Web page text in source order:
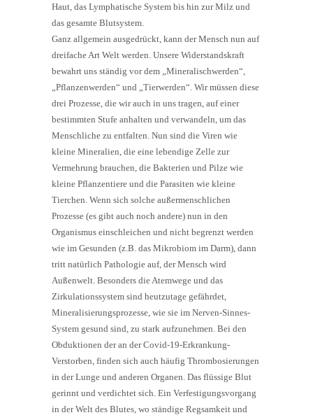
Haut, das Lymphatische System bis hin zur Milz und
das gesamte Blutsystem.
Ganz allgemein ausgedrückt, kann der Mensch nun auf
dreifache Art Welt werden. Unsere Widerstandskraft
bewahrt uns ständig vor dem „Mineralischwerden“,
„Pflanzenwerden“ und „Tierwerden“. Wir müssen diese
drei Prozesse, die wir auch in uns tragen, auf einer
bestimmten Stufe anhalten und verwandeln, um das
Menschliche zu entfalten. Nun sind die Viren wie
kleine Mineralien, die eine lebendige Zelle zur
Vermehrung brauchen, die Bakterien und Pilze wie
kleine Pflanzentiere und die Parasiten wie kleine
Tierchen. Wenn sich solche außermenschlichen
Prozesse (es gibt auch noch andere) nun in den
Organismus einschleichen und nicht begrenzt werden
wie im Gesunden (z.B. das Mikrobiom im Darm), dann
tritt natürlich Pathologie auf, der Mensch wird
Außenwelt. Besonders die Atemwege und das
Zirkulationssystem sind heutzutage gefährdet,
Mineralisierungsprozesse, wie sie im Nerven-Sinnes-
System gesund sind, zu stark aufzunehmen. Bei den
Obduktionen der an der Covid-19-Erkrankung-
Verstorben, finden sich auch häufig Thrombosierungen
in der Lunge und anderen Organen. Das flüssige Blut
gerinnt und verdichtet sich. Ein Verfestigungsvorgang
in der Welt des Blutes, wo ständige Regsamkeit und